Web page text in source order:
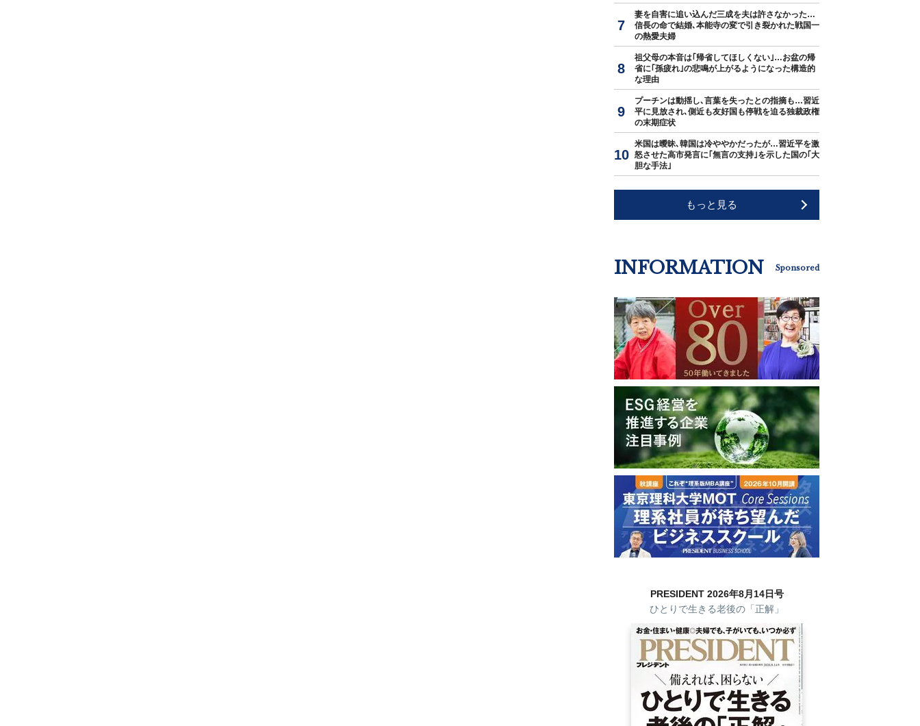
妻を自害に追い込んだ三成を夫は許さなかった…
信長の命で結婚､本能寺の変で引き裂かれた戦国一
の熱愛夫婦
祖父母の本音は｢帰省してほしくない｣…お盆の帰
省に｢孫疲れ｣の悲鳴が上がるようになった構造的
な理由
プーチンは動揺し､言葉を失ったとの指摘も…習近
平に見放され､側近も友好国も停戦を迫る独裁政権
の末期症状
米国は曖昧､韓国は冷ややかだったが…習近平を激
怒させた高市発言に｢無言の支持｣を示した国の｢大
胆な手法｣
もっと見る
INFORMATION Sponsored
PRESIDENT 2026年8月14日号
ひとりで生きる老後の「正解」